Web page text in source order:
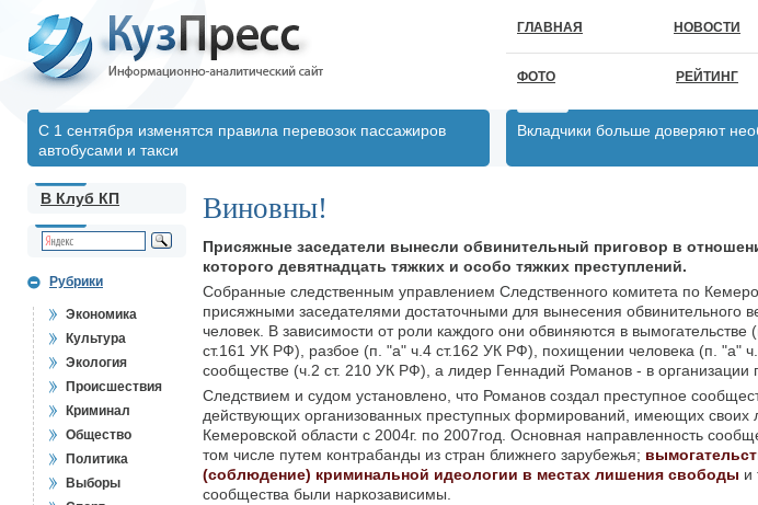
ГЛАВНАЯ НОВОСТИ
ФОТО РЕЙТИНГ
С 1 сентября изменятся правила перевозок пассажиров
автобусами и такси
Вкладчики больше доверяют
В Клуб КП
Рубрики
Экономика
Культура
Экология
Происшествия
Криминал
Общество
Политика
Выборы
Виновны!
Присяжные заседатели вынесли обвинительный приговор в
которого девятнадцать тяжких и особо тяжких преступлений.
Собранные следственным управлением Следственного комитета по
присяжными заседателями достаточными для вынесения обвинительного
человек. В зависимости от роли каждого они обвиняются в
ст.161 УК РФ), разбое (п. "а" ч.4 ст.162 УК РФ), похищении человека (п. "а"
сообществе (ч.2 ст. 210 УК РФ), а лидер Геннадий Романов - в организации
Следствием и судом установлено, что Романов создал преступное
действующих организованных преступных формирований, имеющих своих
Кемеровской области с 2004г. по 2007год. Основная направленность
том числе путем контрабанды из стран ближнего зарубежья;
(соблюдение) криминальной идеологии в местах лишения свободы и
сообщества были наркозависимы.